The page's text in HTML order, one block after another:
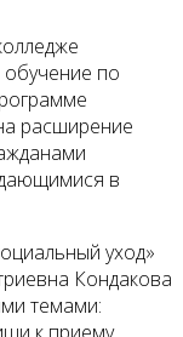
по
расширение
в
уход»
Кондакова
темами: